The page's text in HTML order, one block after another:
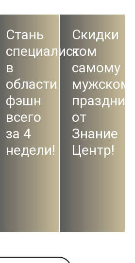
Стань
специалистом
в
области
фэшн
всего
за 4
недели!
Скидки
к
самому
от
Знание
Центр!